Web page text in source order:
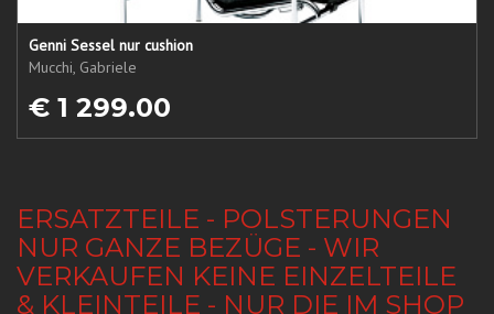
Genni Sessel nur cushion
Mucchi, Gabriele
€ 1 299.00
ERSATZTEILE - POLSTERUNGEN
NUR GANZE BEZÜGE - WIR
VERKAUFEN KEINE EINZELTEILE
& KLEINTEILE - NUR DIE IM SHOP